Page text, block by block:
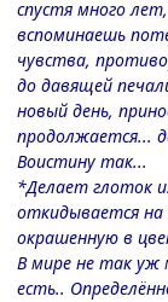
спустя много
вспоминаешь
чувства,
до давящей
новый день,
продолжается...
Воистину так...
*Делает глоток
откидывается на
окрашенную в
В мире не так
есть..